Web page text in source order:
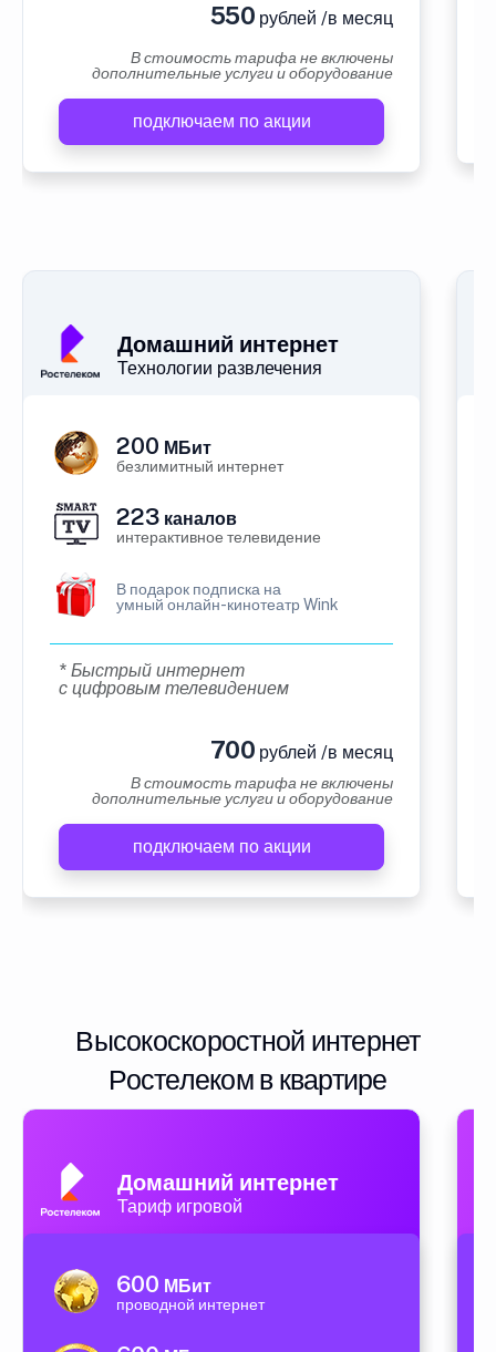
550 рублей /в месяц
В стоимость тарифа не включены
дополнительные услуги и оборудование
подключаем по акции
Домашний интернет
Технологии развлечения
200 МБит
безлимитный интернет
223 каналов
интерактивное телевидение
В подарок подписка на
умный онлайн-кинотеатр Wink
* Быстрый интернет
с цифровым телевидением
700 рублей /в месяц
В стоимость тарифа не включены
дополнительные услуги и оборудование
подключаем по акции
Высокоскоростной интернет
Ростелеком в квартире
Домашний интернет
Тариф игровой
600 МБит
проводной интернет